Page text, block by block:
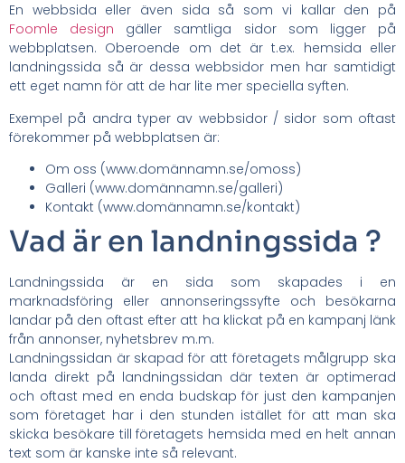
En webbsida eller även sida så som vi kallar den på
Foomle design gäller samtliga sidor som ligger på
webbplatsen. Oberoende om det är t.ex. hemsida eller
landningssida så är dessa webbsidor men har samtidigt
ett eget namn för att de har lite mer speciella syften.
Exempel på andra typer av webbsidor / sidor som oftast
förekommer på webbplatsen är:
Om oss (www.domännamn.se/omoss)
Galleri (www.domännamn.se/galleri)
Kontakt (www.domännamn.se/kontakt)
Vad är en landningssida ?
Landningssida är en sida som skapades i en
marknadsföring eller annonseringssyfte och besökarna
landar på den oftast efter att ha klickat på en kampanj länk
från annonser, nyhetsbrev m.m.
Landningssidan är skapad för att företagets målgrupp ska
landa direkt på landningssidan där texten är optimerad
och oftast med en enda budskap för just den kampanjen
som företaget har i den stunden istället för att man ska
skicka besökare till företagets hemsida med en helt annan
text som är kanske inte så relevant.